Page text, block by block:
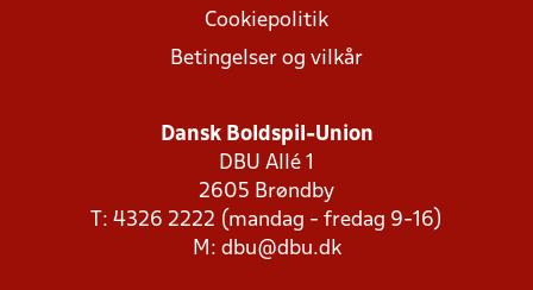
Cookiepolitik
Betingelser og vilkår
Dansk Boldspil-Union
DBU Allé 1
2605 Brøndby
T: 4326 2222 (mandag - fredag 9-16)
M: dbu@dbu.dk